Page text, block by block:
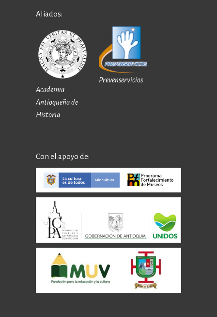
Aliados:
Academia
Antioqueña de
Historia
Prevenservicios
Con el apoyo de: